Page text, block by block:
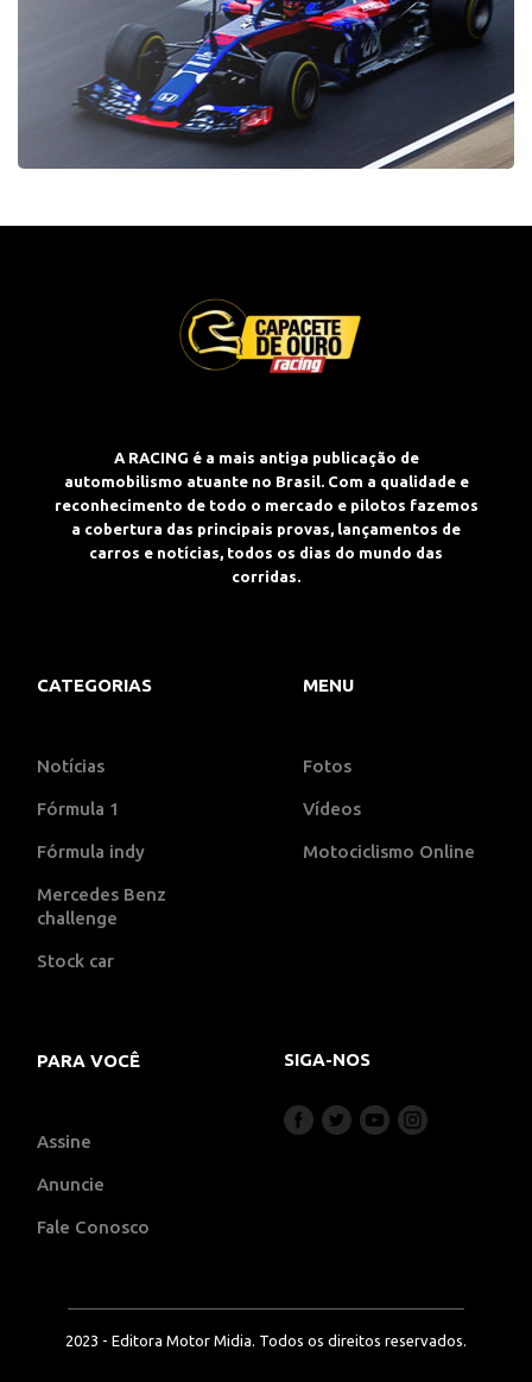
A RACING é a mais antiga publicação de
automobilismo atuante no Brasil. Com a qualidade e
reconhecimento de todo o mercado e pilotos fazemos
a cobertura das principais provas, lançamentos de
carros e notícias, todos os dias do mundo das
corridas.
CATEGORIAS
Notícias
Fórmula 1
Fórmula indy
Mercedes Benz
challenge
Stock car
MENU
Fotos
Vídeos
Motociclismo Online
PARA VOCÊ
Assine
Anuncie
Fale Conosco
SIGA-NOS
2023 - Editora Motor Midia. Todos os direitos reservados.